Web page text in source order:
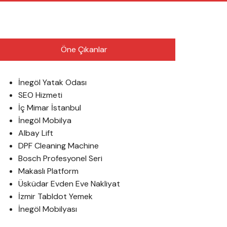
Öne Çıkanlar
İnegöl Yatak Odası
SEO Hizmeti
İç Mimar İstanbul
İnegöl Mobilya
Albay Lift
DPF Cleaning Machine
Bosch Profesyonel Seri
Makaslı Platform
Üsküdar Evden Eve Nakliyat
İzmir Tabldot Yemek
İnegöl Mobilyası